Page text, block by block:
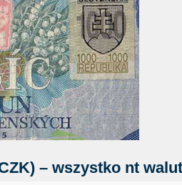
– wszystko nt